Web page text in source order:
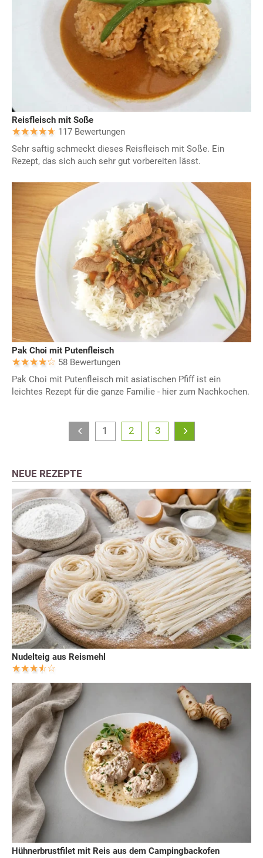
Reisfleisch mit Soße
117 Bewertungen
Sehr saftig schmeckt dieses Reisfleisch mit Soße. Ein
Rezept, das sich auch sehr gut vorbereiten lässt.
Pak Choi mit Putenfleisch
58 Bewertungen
Pak Choi mit Putenfleisch mit asiatischen Pfiff ist ein
leichtes Rezept für die ganze Familie - hier zum Nachkochen.
1 2 3
NEUE REZEPTE
Nudelteig aus Reismehl
Hühnerbrustfilet mit Reis aus dem Campingbackofen